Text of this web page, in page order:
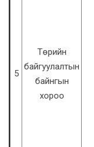
5
Төрийн
байгуулалтын
байнгын
хороо